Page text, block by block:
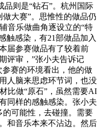
品则是“钻石”。杭州国际
大赛”。思惟性的做品仍
音乐做曲角逐设立的“特
触感染，有21部做品加入
届参赛做品有了较着前
评审，”张小夫告诉记
赛的环境看出，他的做
人脑来思虑环节词，也没
比做“原石”，虽然需要AI
同样的感触感染。张小夫
可能性，去碰撞。需要
和音乐本来不沾边。然后